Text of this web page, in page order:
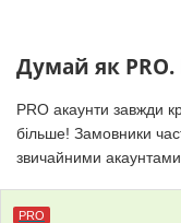
Думай як
PRO акаунти завжди
більше! Замовники
звичайними акаунтами.
PRO